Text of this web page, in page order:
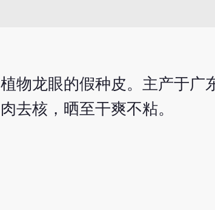
物龙眼的假种皮。主产于广
去核，晒至干爽不粘。